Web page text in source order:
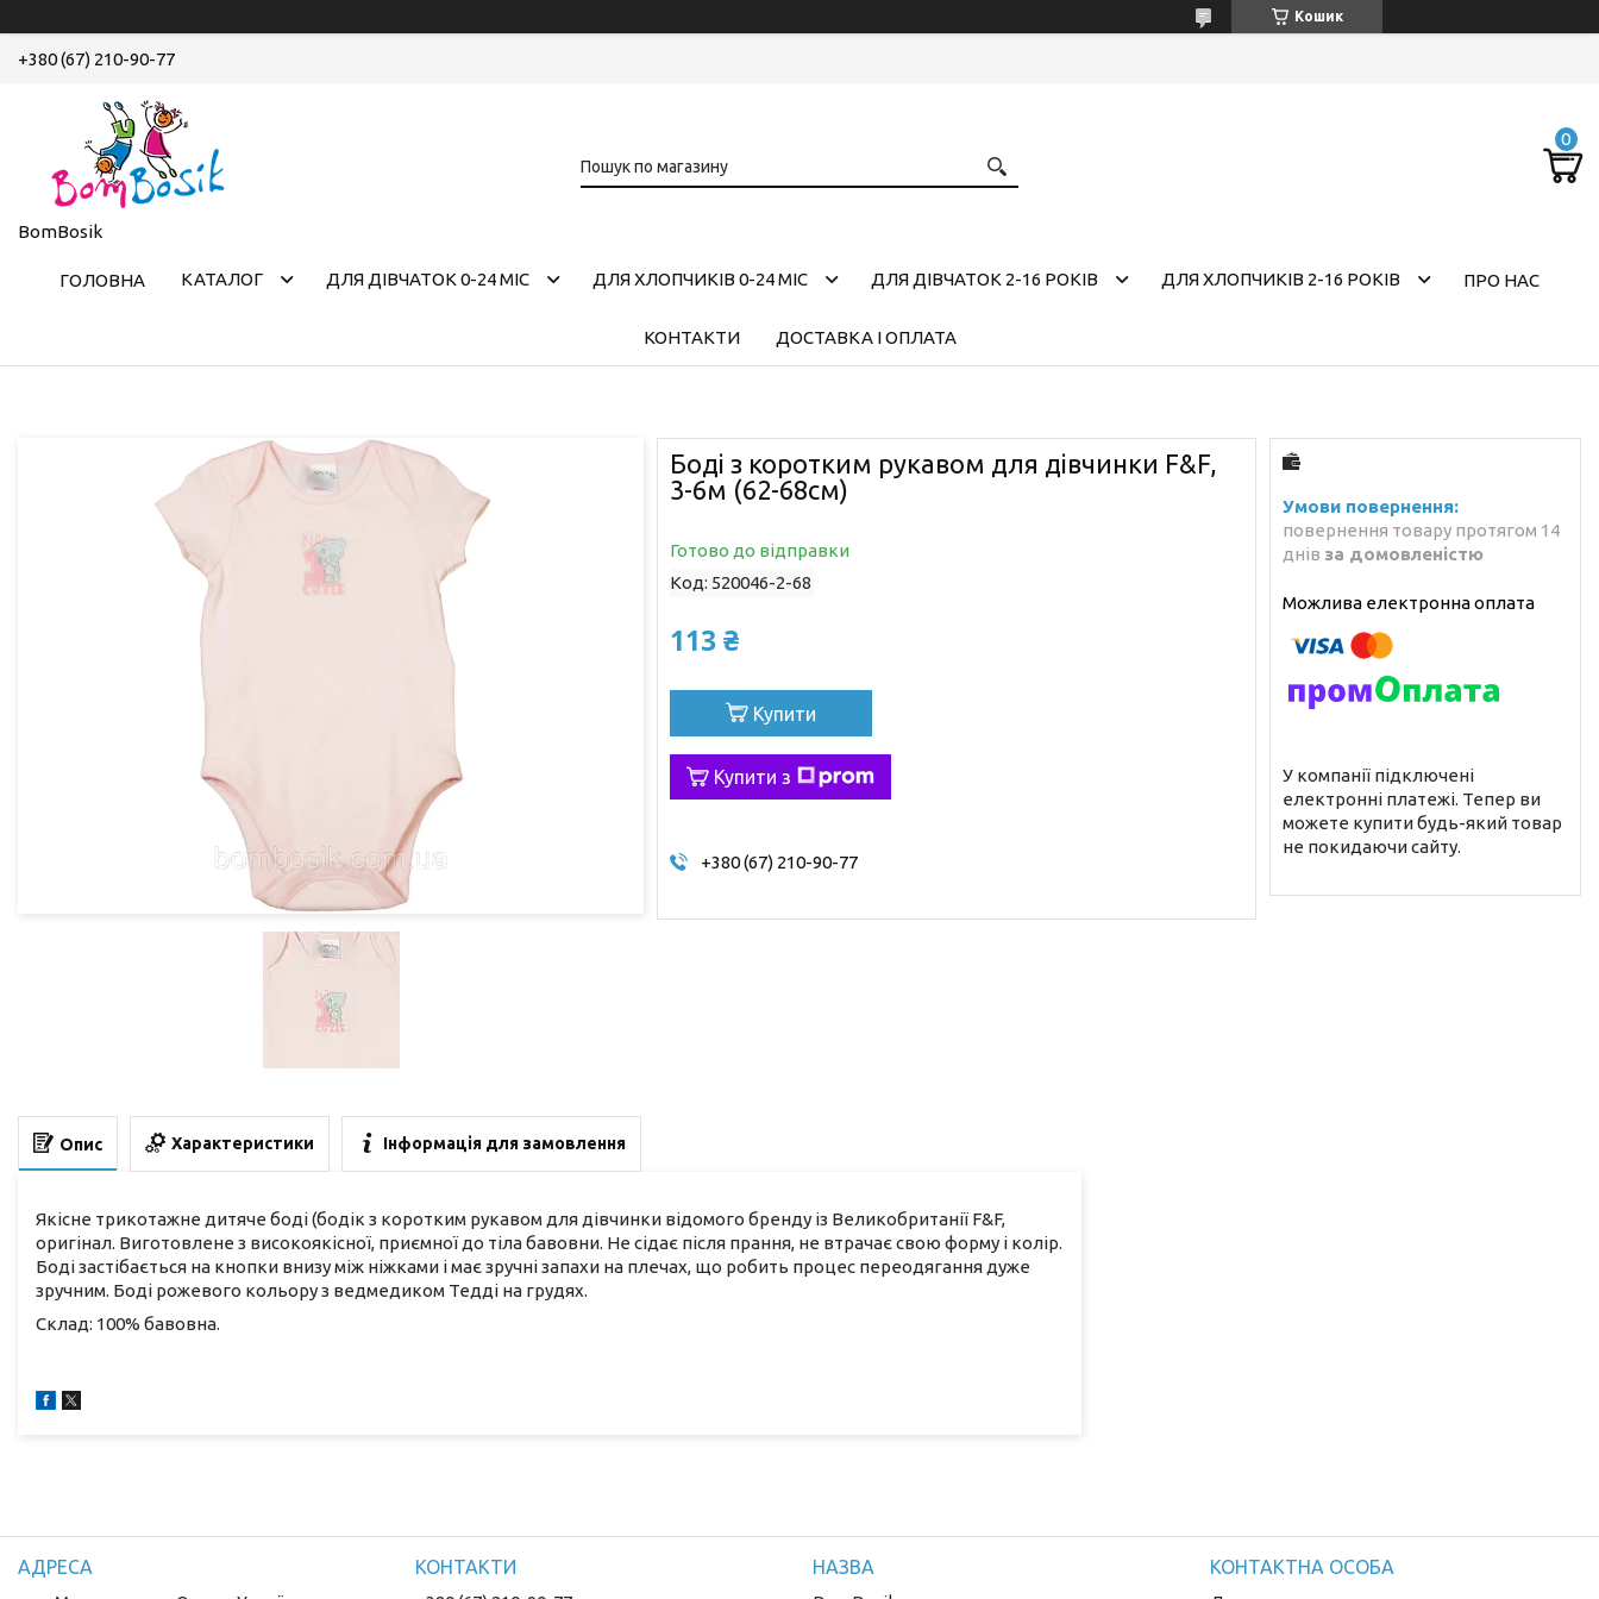
Кошик
+380 (67) 210-90-77
BomBosik
ГОЛОВНА КАТАЛОГ ДЛЯ ДІВЧАТОК 0-24 МІС ДЛЯ ХЛОПЧИКІВ 0-24 МІС ДЛЯ ДІВЧАТОК 2-16 РОКІВ ДЛЯ ХЛОПЧИКІВ 2-16 РОКІВ ПРО НАС
КОНТАКТИ ДОСТАВКА І ОПЛАТА
Боді з коротким рукавом для дівчинки F&F,
3-6м (62-68см)
Готово до відправки
Код: 520046-2-68
113 ₴
Купити
Купити з
+380 (67) 210-90-77
повернення товару протягом 14
днів за домовленістю
У компанії підключені
електронні платежі. Тепер ви
можете купити будь-який товар
не покидаючи сайту.
Опис Характеристики Інформація для замовлення
Якісне трикотажне дитяче боді (бодік з коротким рукавом для дівчинки відомого бренду із Великобританії F&F,
оригінал. Виготовлене з високоякісної, приємної до тіла бавовни. Не сідає після прання, не втрачає свою форму і колір.
Боді застібається на кнопки внизу між ніжками і має зручні запахи на плечах, що робить процес переодягання дуже
зручним. Боді рожевого кольору з ведмедиком Тедді на грудях.
Склад: 100% бавовна.